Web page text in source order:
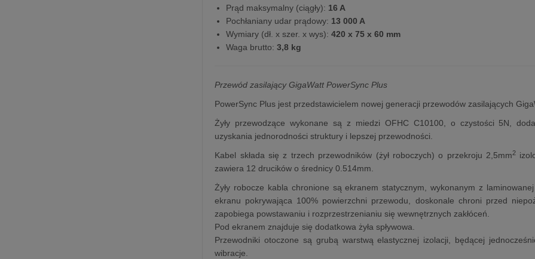
Prąd maksymalny (ciągły): 16 A
Pochłaniany udar prądowy: 13 000 A
Wymiary (dł. x szer. x wys):420 x 75 x 60 mm
Waga brutto:3,8 kg
Przewód zasilający GigaWatt PowerSync Plus
PowerSync Plus jest przedstawicielem nowej generacji przewodów zasilających
Żyły przewodzące wykonane są z miedzi OFHC C10100, o czystości 5N,
uzyskania jednorodności struktury i lepszej przewodności.
Kabel składa się z trzech przewodników (żył roboczych) o przekroju 2,5mm2
zawiera 12 drucików o średnicy 0.514mm.
Żyły robocze kabla chronione są ekranem statycznym, wykonanym z
ekranu pokrywająca 100% powierzchni przewodu, doskonale chroni przed
zapobiega powstawaniu i rozprzestrzenianiu się wewnętrznych zakłóceń.
Pod ekranem znajduje się dodatkowa żyła spływowa.
Przewodniki otoczone są grubą warstwą elastycznej izolacji, będącej
wibracje.